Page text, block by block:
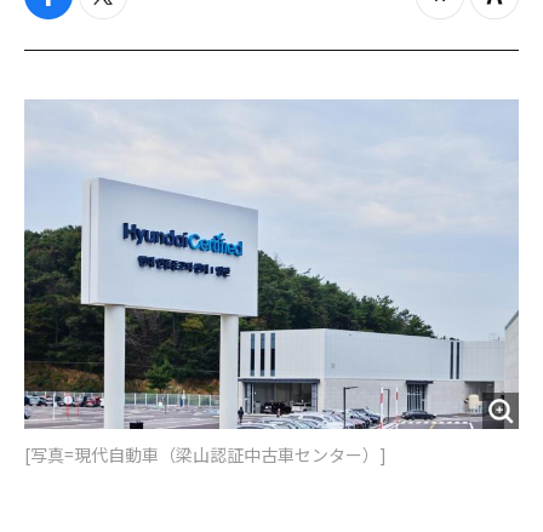
f
c
b
t
i
t
z
o
o
Z
o
i
[写真=現代自動車（梁山認証中古車センター）]